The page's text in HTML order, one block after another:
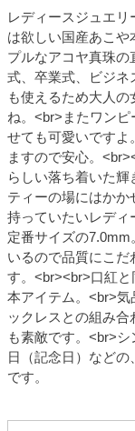
レディースジュエ
は欲しい国産あこ
プルなアコヤ真珠
式、卒業式、ビジネ
も使えるため大人
ね。<br>またワン
せても可愛いですよ
ますので安心。
らしい落ち着いた
ティーの場にはか
持っていたいレディ
定番サイズの
いるので品質にこだ
す。<br><br>口紅
本アイテム。<br>
ックレスとの組み
も素敵です。<br>
日（記念日）など
です。